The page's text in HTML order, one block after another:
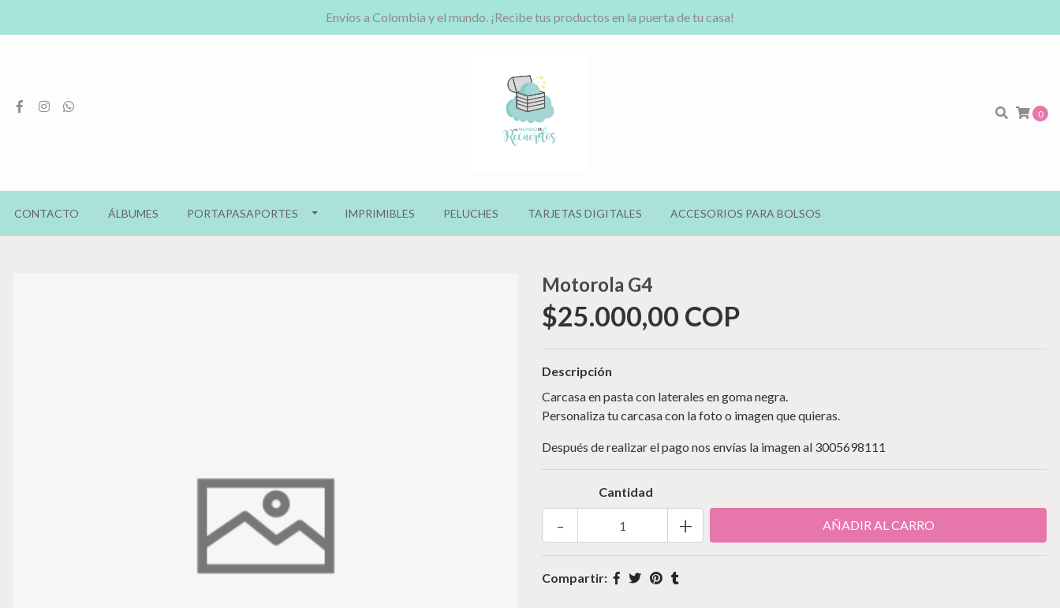
Envíos a Colombia y el mundo. ¡Recibe tus productos en la puerta de tu casa!
0
CONTACTO ÁLBUMES PORTAPASAPORTES IMPRIMIBLES PELUCHES TARJETAS DIGITALES ACCESORIOS PARA BOLSOS
Motorola G4
$25.000,00 COP
Descripción
Carcasa en pasta con laterales en goma negra.
Personaliza tu carcasa con la foto o imagen que quieras.
Después de realizar el pago nos envías la imagen al 3005698111
Cantidad
+
-
Compartir: